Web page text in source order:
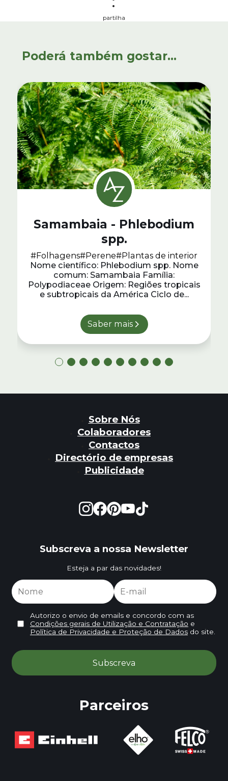
partilha
Poderá também gostar...
Samambaia - Phlebodium
spp.
#Folhagens#Perene#Plantas de interior
Nome científico: Phlebodium spp. Nome
comum: Samambaia Família:
Polypodiaceae Origem: Regiões tropicais
e subtropicais da América Ciclo de...
Saber mais
Sobre Nós
Colaboradores
Contactos
Directório de empresas
Publicidade
Subscreva a nossa Newsletter
Esteja a par das novidades!
Autorizo o envio de emails e concordo com as
Condições gerais de Utilização e Contratação e
Política de Privacidade e Proteção de Dadosdo site.
Parceiros